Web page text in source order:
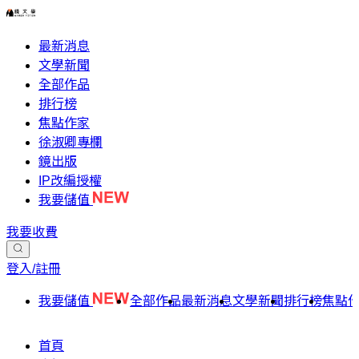
最新消息
文學新聞
全部作品
排行榜
焦點作家
徐淑卿專欄
鏡出版
IP改編授權
我要儲值
我要收費
登入/註冊
我要儲值 全部作品最新消息文學新聞排行榜焦點
首頁